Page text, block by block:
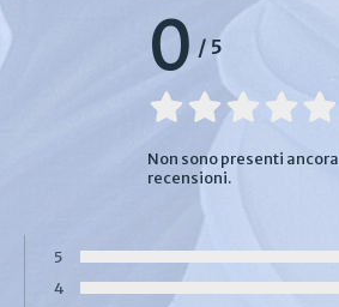
0 / 5
Non sono presenti ancora
recensioni.
5
4